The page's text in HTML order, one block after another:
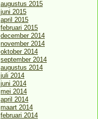
augustus 2015
juni 2015
april 2015
februari 2015
december 2014
november 2014
oktober 2014
september 2014
augustus 2014
juli 2014
juni 2014
mei 2014
april 2014
maart 2014
februari 2014